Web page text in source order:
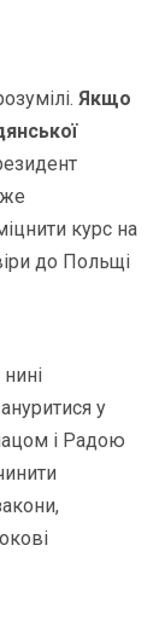
Якщо
курс на
до Польщі
нині
у
і Радою